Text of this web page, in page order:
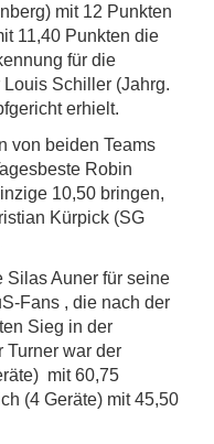
mit 12 Punkten
11,40 Punkten die
für die
Schiller (Jahrg.
erhielt.
von beiden Teams
Robin
10,50 bringen,
Kürpick (SG
Auner für seine
Fans , die nach der
Sieg in der
Turner war der
mit 60,75
(4 Geräte) mit 45,50